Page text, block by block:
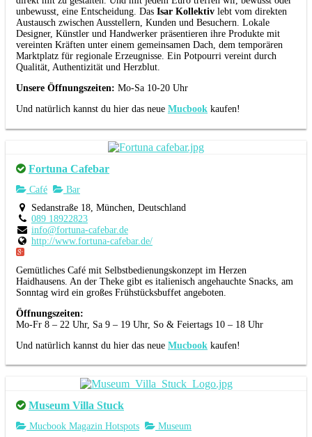
unbewusst, eine Entscheidung. Das Isar Kollektiv lebt vom direkten
Austausch zwischen Ausstellern, Kunden und Besuchern. Lokale
Designer, Künstler und Handwerker präsentieren ihre Produkte mit
vereinten Kräften unter einem gemeinsamen Dach, dem temporären
Marktplatz für regionale Erzeugnisse. Ein Potpourri vereint durch
Qualität, Authentizität und Herzblut.
Unsere Öffnungszeiten: Mo-Sa 10-20 Uhr
Und natürlich kannst du hier das neue Mucbook kaufen!
Fortuna Cafebar
Café
Bar
Sedanstraße 18, München, Deutschland
089 18922823
info@fortuna-cafebar.de
http://www.fortuna-cafebar.de/
Gemütliches Café mit Selbstbedienungskonzept im Herzen
Haidhausens. An der Theke gibt es italienisch angehauchte Snacks, am
Sonntag wird ein großes Frühstücksbuffet angeboten.
Öffnungszeiten:
Mo-Fr 8 – 22 Uhr, Sa 9 – 19 Uhr, So & Feiertags 10 – 18 Uhr
Und natürlich kannst du hier das neue Mucbook kaufen!
Museum Villa Stuck
Mucbook Magazin Hotspots
Museum